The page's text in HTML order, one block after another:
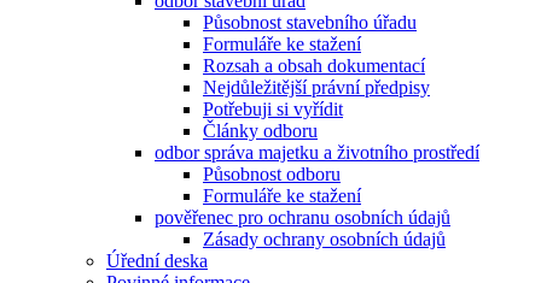
Působnost stavebního úřadu
Formuláře ke stažení
Rozsah a obsah dokumentací
Nejdůležitější právní předpisy
Potřebuji si vyřídit
Články odboru
odbor správa majetku a životního prostředí
Působnost odboru
Formuláře ke stažení
pověřenec pro ochranu osobních údajů
Zásady ochrany osobních údajů
Úřední deska